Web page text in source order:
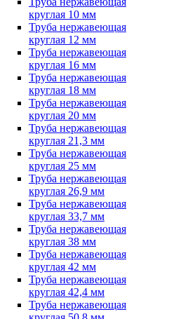
круглая 10 мм
Труба нержавеющая
круглая 12 мм
Труба нержавеющая
круглая 16 мм
Труба нержавеющая
круглая 18 мм
Труба нержавеющая
круглая 20 мм
Труба нержавеющая
круглая 21,3 мм
Труба нержавеющая
круглая 25 мм
Труба нержавеющая
круглая 26,9 мм
Труба нержавеющая
круглая 33,7 мм
Труба нержавеющая
круглая 38 мм
Труба нержавеющая
круглая 42 мм
Труба нержавеющая
круглая 42,4 мм
Труба нержавеющая